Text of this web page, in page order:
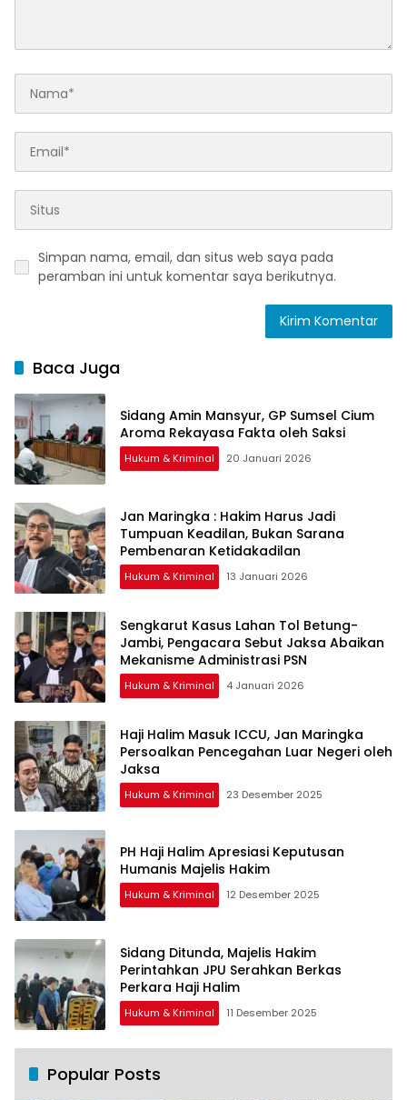
Simpan nama, email, dan situs web saya pada
peramban ini untuk komentar saya berikutnya.
Baca Juga
Sidang Amin Mansyur, GP Sumsel Cium
Aroma Rekayasa Fakta oleh Saksi
Hukum & Kriminal 20 Januari 2026
Jan Maringka : Hakim Harus Jadi
Tumpuan Keadilan, Bukan Sarana
Pembenaran Ketidakadilan
Hukum & Kriminal 13 Januari 2026
Sengkarut Kasus Lahan Tol Betung-
Jambi, Pengacara Sebut Jaksa Abaikan
Mekanisme Administrasi PSN
Hukum & Kriminal 4 Januari 2026
Haji Halim Masuk ICCU, Jan Maringka
Persoalkan Pencegahan Luar Negeri oleh
Jaksa
Hukum & Kriminal 23 Desember 2025
PH Haji Halim Apresiasi Keputusan
Humanis Majelis Hakim
Hukum & Kriminal 12 Desember 2025
Sidang Ditunda, Majelis Hakim
Perintahkan JPU Serahkan Berkas
Perkara Haji Halim
Hukum & Kriminal 11 Desember 2025
Popular Posts